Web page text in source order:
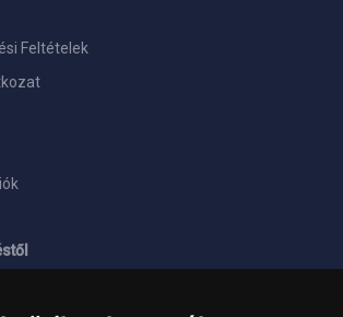
Feltételek